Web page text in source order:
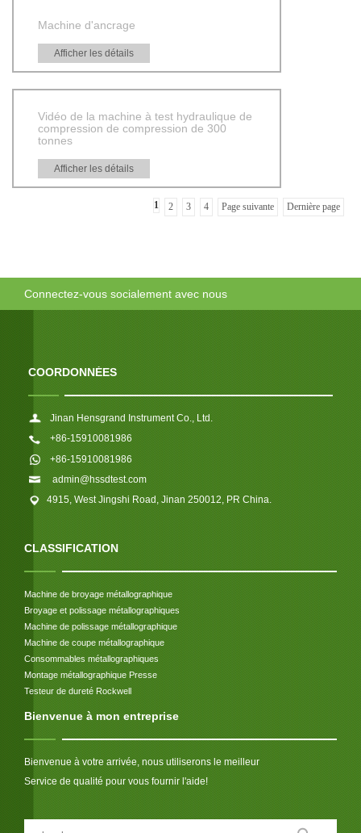
Machine d'ancrage
Afficher les détails
Vidéo de la machine à test hydraulique de
compression de compression de 300
tonnes
Afficher les détails
1 2 3 4 Page suivante Dernière page
Connectez-vous socialement avec nous
COORDONNÉES
Jinan Hensgrand Instrument Co., Ltd.
+86-15910081986
+86-15910081986
admin@hssdtest.com
4915, West Jingshi Road, Jinan 250012, PR China.
CLASSIFICATION
Machine de broyage métallographique
Broyage et polissage métallographiques
Machine de polissage métallographique
Machine de coupe métallographique
Consommables métallographiques
Montage métallographique Presse
Testeur de dureté Rockwell
Bienvenue à mon entreprise
Bienvenue à votre arrivée, nous utiliserons le meilleur
Service de qualité pour vous fournir l'aide!